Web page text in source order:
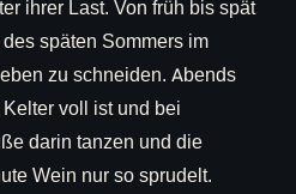
ihrer Last. Von früh bis spät
späten Sommers im
zu schneiden. Abends
voll ist und bei
darin tanzen und die
Wein nur so sprudelt.